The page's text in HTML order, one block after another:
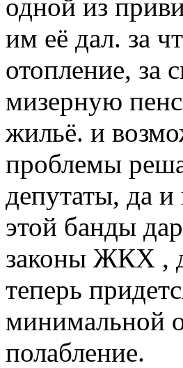
одной из
им её дал. за
отопление, за
мизерную
жильё. и
проблемы
депутаты, да
этой банды
законы ЖКХ ,
теперь
минимальной
полабление.